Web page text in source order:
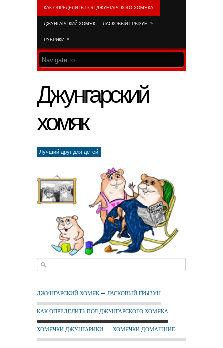
КАК ОПРЕДЕЛИТЬ ПОЛ ДЖУНГАРСКОГО ХОМЯКА
ДЖУНГАРСКИЙ ХОМЯК — ЛАСКОВЫЙ ГРЫЗУН »
РУБРИКИ »
Джунгарский
хомяк
Лучший друг для детей
ДЖУНГАРСКИЙ ХОМЯК — ЛАСКОВЫЙ ГРЫЗУН
КАК ОПРЕДЕЛИТЬ ПОЛ ДЖУНГАРСКОГО ХОМЯКА
ХОМЯЧКИ ДЖУНГАРИКИ ХОМЯЧКИ ДОМАШНИЕ